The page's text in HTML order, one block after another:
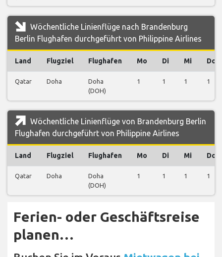
Wöchentliche Linienflüge nach Brandenburg
Berlin Flughafen durchgeführt von Philippine Airlines
Land Flugziel Flughafen Mo Di Mi Do
Qatar Doha
Doha
(DOH)
1 1 1 1
Wöchentliche Linienflüge von Brandenburg Berlin
Flughafen durchgeführt von Philippine Airlines
Land Flugziel Flughafen Mo Di Mi Do
Qatar Doha
Doha
(DOH)
1 1 1 1
Ferien- oder Geschäftsreise
planen…